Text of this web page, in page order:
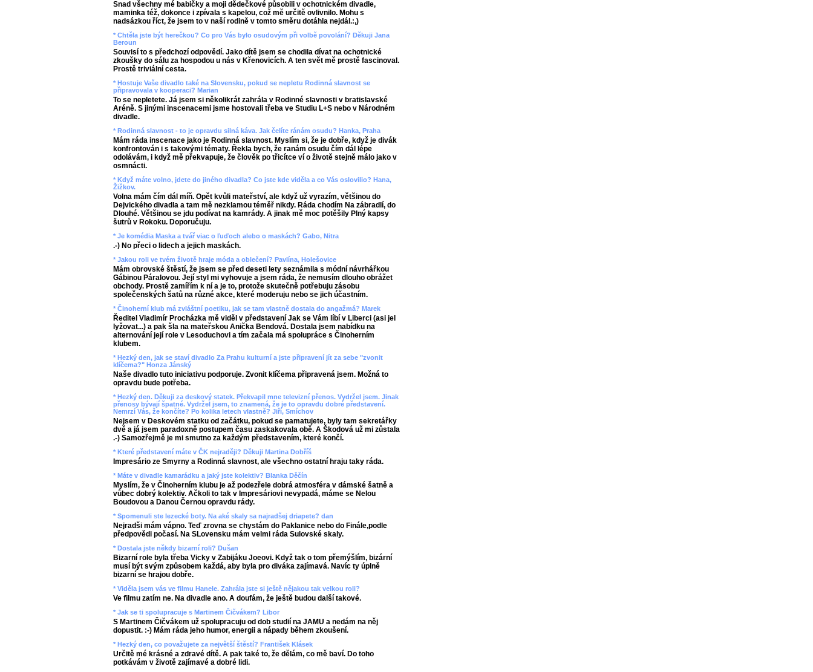
Snad všechny mé babičky a moji dědečkové působili v ochotnickém divadle,
maminka též, dokonce i zpívala s kapelou, což mě určitě ovlivnilo. Mohu s
nadsázkou říct, že jsem to v naší rodině v tomto směru dotáhla nejdál.:,)
* Chtěla jste být herečkou? Co pro Vás bylo osudovým při volbě povolání? Děkuji Jana
Beroun
Souvisí to s předchozí odpovědí. Jako dítě jsem se chodila dívat na ochotnické
zkoušky do sálu za hospodou u nás v Křenovicích. A ten svět mě prostě fascinoval.
Prostě triviální cesta.
* Hostuje Vaše divadlo také na Slovensku, pokud se nepletu Rodinná slavnost se
připravovala v kooperaci? Marian
To se nepletete. Já jsem si několikrát zahrála v Rodinné slavnosti v bratislavské
Aréně. S jinými inscenacemi jsme hostovali třeba ve Studiu L+S nebo v Národném
divadle.
* Rodinná slavnost - to je opravdu silná káva. Jak čelíte ránám osudu? Hanka, Praha
Mám ráda inscenace jako je Rodinná slavnost. Myslím si, že je dobře, když je divák
konfrontován i s takovými tématy. Řekla bych, že ranám osudu čím dál lépe
odolávám, i když mě překvapuje, že člověk po třicítce ví o životě stejně málo jako v
osmnácti.
* Když máte volno, jdete do jiného divadla? Co jste kde viděla a co Vás oslovilio? Hana,
Žižkov.
Volna mám čím dál míň. Opět kvůli mateřství, ale když už vyrazím, většinou do
Dejvického divadla a tam mě nezklamou téměř nikdy. Ráda chodím Na zábradlí, do
Dlouhé. Většinou se jdu podívat na kamrády. A jinak mě moc potěšily Plný kapsy
šutrů v Rokoku. Doporučuju.
* Je komédia Maska a tvář viac o ľuďoch alebo o maskách? Gabo, Nitra
.-) No přeci o lidech a jejich maskách.
* Jakou roli ve tvém životě hraje móda a oblečení? Pavlína, Holešovice
Mám obrovské štěstí, že jsem se před deseti lety seznámila s módní návrhářkou
Gábinou Páralovou. Její styl mi vyhovuje a jsem ráda, že nemusím dlouho obrážet
obchody. Prostě zamířím k ní a je to, protože skutečně potřebuju zásobu
společenských šatů na různé akce, které moderuju nebo se jich účastním.
* Činoherní klub má zvláštní poetiku, jak se tam vlastně dostala do angažmá? Marek
Ředitel Vladimír Procházka mě viděl v představení Jak se Vám líbí v Liberci (asi jel
lyžovat...) a pak šla na mateřskou Anička Bendová. Dostala jsem nabídku na
alternování její role v Lesoduchovi a tím začala má spolupráce s Činoherním
klubem.
* Hezký den, jak se staví divadlo Za Prahu kulturní a jste připravení jít za sebe "zvonit
klíčema?" Honza Jánský
Naše divadlo tuto iniciativu podporuje. Zvonit klíčema připravená jsem. Možná to
opravdu bude potřeba.
* Hezký den. Děkuji za deskový statek. Překvapil mne televizní přenos. Vydržel jsem. Jinak
přenosy bývají špatné. Vydržel jsem, to znamená, že je to opravdu dobré představení.
Nemrzí Vás, že končíte? Po kolika letech vlastně? Jiří, Smíchov
Nejsem v Deskovém statku od začátku, pokud se pamatujete, byly tam sekretářky
dvě a já jsem paradoxně postupem času zaskakovala obě. A Škodová už mi zůstala
.-) Samozřejmě je mi smutno za každým představením, které končí.
* Které představení máte v ČK nejraději? Děkuji Martina Dobříš
Impresário ze Smyrny a Rodinná slavnost, ale všechno ostatní hraju taky ráda.
* Máte v divadle kamarádku a jaký jste kolektiv? Blanka Děčín
Myslím, že v Činoherním klubu je až podezřele dobrá atmosféra v dámské šatně a
vůbec dobrý kolektiv. Ačkoli to tak v Impresáriovi nevypadá, máme se Nelou
Boudovou a Danou Černou opravdu rády.
* Spomenuli ste lezecké boty. Na aké skaly sa najradšej driapete? dan
Nejradši mám vápno. Teď zrovna se chystám do Paklanice nebo do Finále,podle
předpovědi počasí. Na SLovensku mám velmi ráda Sulovské skaly.
* Dostala jste někdy bizarní roli? Dušan
Bizarní role byla třeba Vicky v Zabijáku Joeovi. Když tak o tom přemýšlím, bizární
musí být svým způsobem každá, aby byla pro diváka zajímavá. Navíc ty úplně
bizarní se hrajou dobře.
* Viděla jsem vás ve filmu Hanele. Zahrála jste si ještě nějakou tak velkou roli?
Ve filmu zatím ne. Na divadle ano. A doufám, že ještě budou další takové.
* Jak se ti spolupracuje s Martinem Čičvákem? Libor
S Martinem Čičvákem už spolupracuju od dob studií na JAMU a nedám na něj
dopustit. :-) Mám ráda jeho humor, energii a nápady během zkoušení.
* Hezký den, co považujete za největší štěstí? František Klásek
Určitě mé krásné a zdravé dítě. A pak také to, že dělám, co mě baví. Do toho
potkávám v životě zajímavé a dobré lidi.